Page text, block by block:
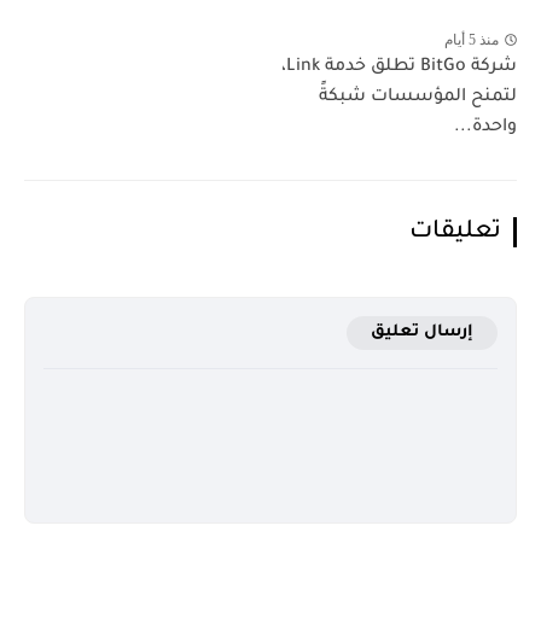
منذ 5 أيام
شركة BitGo تطلق خدمة Link،
لتمنح المؤسسات شبكةً
واحدة...
تعليقات
إرسال تعليق